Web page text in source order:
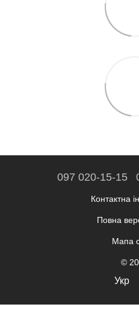
097 020-15-15
Контактна
Повна
Мапа
©
Укр